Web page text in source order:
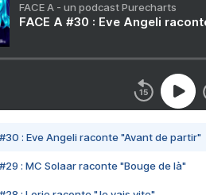
FACE A - un podcast Purecharts
FACE A #30 : Eve Angeli
#30 : Eve Angeli raconte "Avant de partir"
#29 : MC Solaar raconte "Bouge de là"